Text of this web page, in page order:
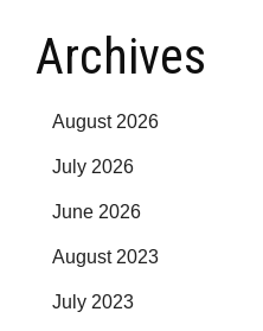
Archives
August 2026
July 2026
June 2026
August 2023
July 2023